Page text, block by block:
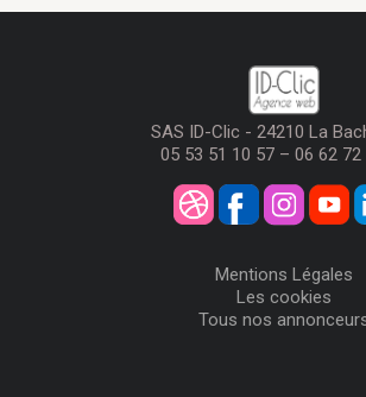
SAS ID-Clic - 24210 La
05 53 51 10 57 – 06 62 72
Mentions Légales
Les cookies
Tous nos